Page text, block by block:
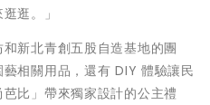
逛。」
新北青創五股自造基地的團
相關用品，還有 DIY 體驗讓民
比」帶來獨家設計的公主禮